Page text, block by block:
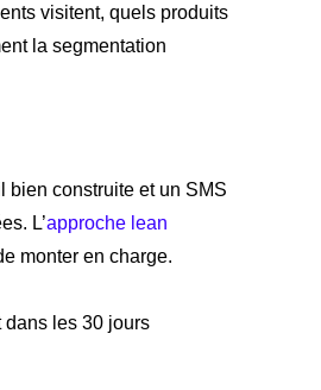
visitent, quels produits
la segmentation
bien construite et un SMS
L’approche lean
monter en charge.
dans les 30 jours